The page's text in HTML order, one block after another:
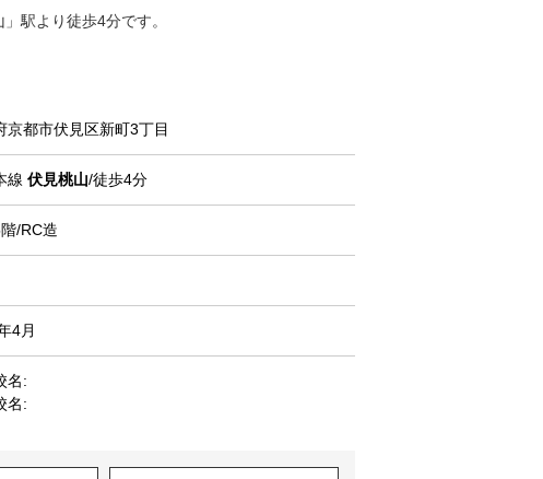
駅より徒歩4分です。
京都市伏見区新町3丁目
線 伏見桃山/徒歩4分
/RC造
4月
名:
名: